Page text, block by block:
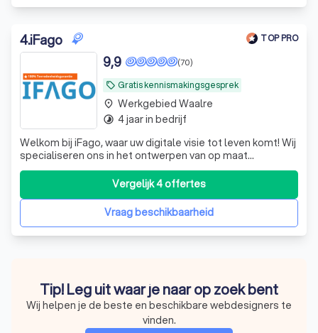
4.iFago TOP PRO
local_offer Gratis kennismakingsgesprek
(70)
9,9
Welkom bij iFago, waar uw digitale visie tot leven komt! Wij
specialiseren ons in het ontwerpen van op maat
gemaakte websites en apps voor elk budget. -Alles in een
pakket -Hosting, domein en ontwerp.
Vraag beschikbaarheid
Vergelijk 4 offertes
place Werkgebied Waalre
timelapse 4 jaar in bedrijf
Tip! Leg uit waar je naar op zoek bent
Wij helpen je de beste en beschikbare webdesigners te
vinden.